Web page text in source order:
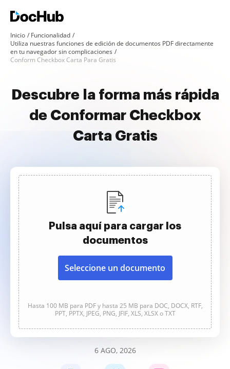
Inicio
Funcionalidad
Utiliza nuestras funciones de edición de documentos PDF directamente
en tu navegador sin complicaciones
Conform Checkbox Carta Para Gratis
Descubre la forma más rápida
de Conformar Checkbox
Carta Gratis
Pulsa aquí para cargar los
documentos
Seleccione un documento
Hasta 100 MB para PDF y hasta 25 MB para DOC, DOCX, RTF,
PPT, PPTX, JPEG, PNG, JFIF, XLS, XLSX o TXT
6 AGO, 2026